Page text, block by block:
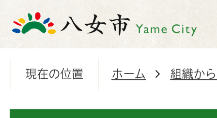
現在の位置 ホーム 組織か